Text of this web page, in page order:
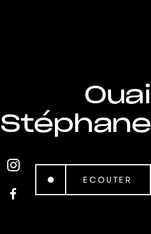
Ouai
Stéphane
ECOUTER